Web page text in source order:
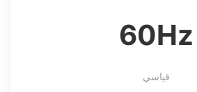
60Hz
قياسي